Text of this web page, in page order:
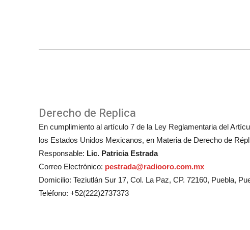
Derecho de Replica
En cumplimiento al artículo 7 de la Ley Reglamentaria del
los Estados Unidos Mexicanos, en Materia de Derecho de
Responsable: Lic. Patricia Estrada
Correo Electrónico: pestrada@radiooro.com.mx
Domicilio: Teziutlán Sur 17, Col. La Paz, CP. 72160, Puebla,
Teléfono: +52(222)2737373